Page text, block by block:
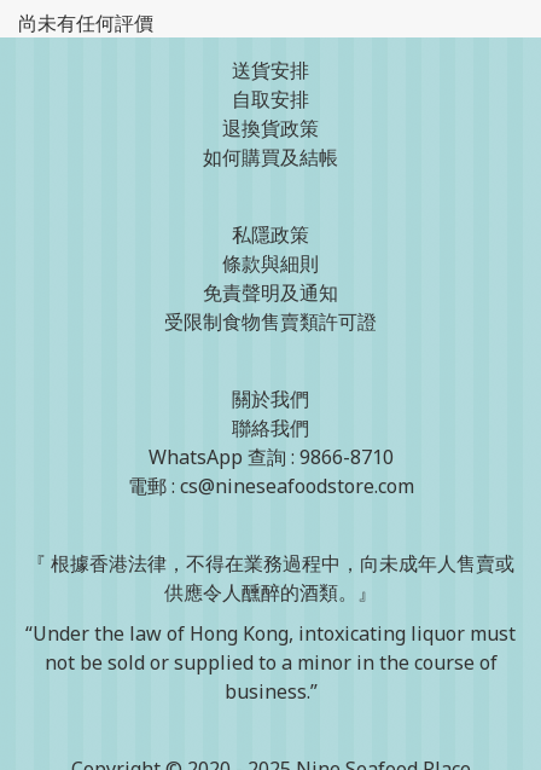
尚未有任何評價
送貨安排
自取安排
退換貨政策
如何購買及結帳
私隱政策
條款與細則
免責聲明及通知
受限制食物售賣類許可證
關於我們
聯絡我們
WhatsApp 查詢 : 9866-8710
電郵 : cs@nineseafoodstore.com
『 根據香港法律，不得在業務過程中，向未成年人售賣或
供應令人醺醉的酒類。』
“Under the law of Hong Kong, intoxicating liquor must
not be sold or supplied to a minor in the course of
business.”